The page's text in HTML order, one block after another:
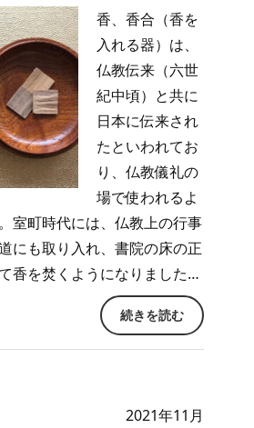
香、香合（香を
入れる器）は、
仏教伝来（六世
紀中頃）と共に
日本に伝来され
たといわれてお
り、仏教儀礼の
場で使われるよ
室町時代には、仏教上の行事
にも取り入れ、書院の床の正
香を焚くようになりました…
続きを読む
2021年11月